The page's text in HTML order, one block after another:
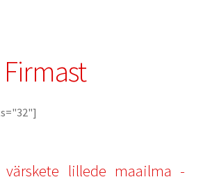
Firmast
värskete lillede maailma -